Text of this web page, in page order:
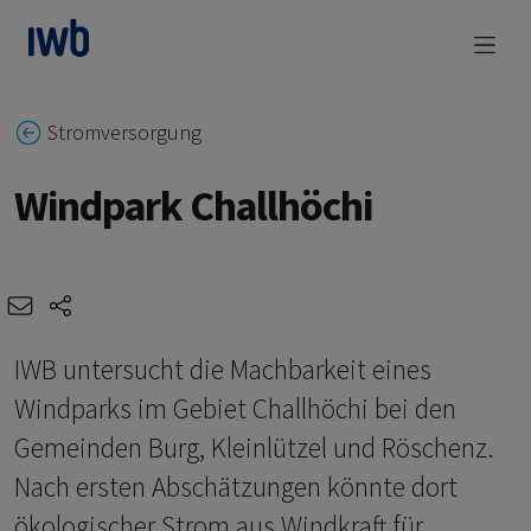
zum Main Content
Stromversorgung
Windpark Challhöchi
e-mail
IWB untersucht die Machbarkeit eines
Windparks im Gebiet Challhöchi bei den
Gemeinden Burg, Kleinlützel und Röschenz.
Nach ersten Abschätzungen könnte dort